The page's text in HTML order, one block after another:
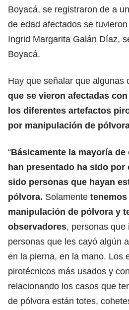
Boyacá, se registraron de a
de edad afectados se
Ingrid Margarita Galán Díaz,
Boyacá.
Hay que señalar que algunas
que se vieron afectadas
los diferentes artefactos
por manipulación de
“Básicamente la mayoría
han presentado ha sido por
sido personas que hayan
pólvora. Solamente
manipulación de pólvora y
observadores, personas que
personas que les cayó algún
en la pierna, en la mano. Los
pirotécnicos más usados y
relacionando los casos que
de pólvora están totes,